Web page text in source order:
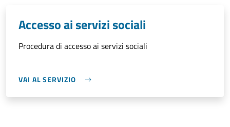
Accesso ai servizi sociali
Procedura di accesso ai servizi sociali
VAI AL SERVIZIO